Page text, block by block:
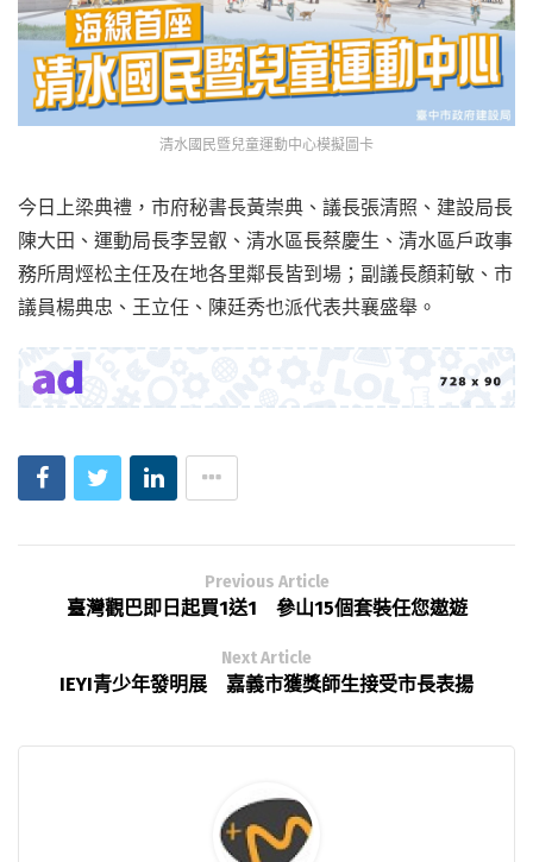
清水國民暨兒童運動中心模擬圖卡
今日上梁典禮，市府秘書長黃崇典、議長張清照、建設局長
陳大田、運動局長李昱叡、清水區長蔡慶生、清水區戶政事
務所周烴松主任及在地各里鄰長皆到場；副議長顏莉敏、市
議員楊典忠、王立任、陳廷秀也派代表共襄盛舉。
Previous Article
臺灣觀巴即日起買1送1 參山15個套裝任您遨遊
Next Article
IEYI青少年發明展 嘉義市獲獎師生接受市長表揚